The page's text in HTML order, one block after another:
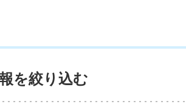
を絞り込む